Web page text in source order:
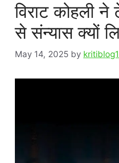
विराट कोहली
से संन्यास क्यों
May 14, 2025 by